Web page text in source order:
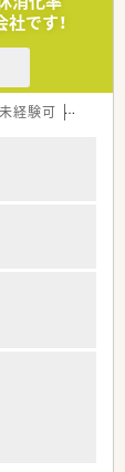
している法
と連携しな
密着を体現し
師の意見が
視する方に最
ライベート
調剤や監
った基本業務
です！
未経験可 ブラン